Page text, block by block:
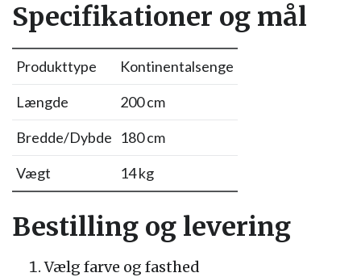
Specifikationer og mål
Produkttype
Kontinentalsenge
Længde
200 cm
Bredde/Dybde 180 cm
Vægt
14 kg
Bestilling og levering
Vælg farve og fasthed